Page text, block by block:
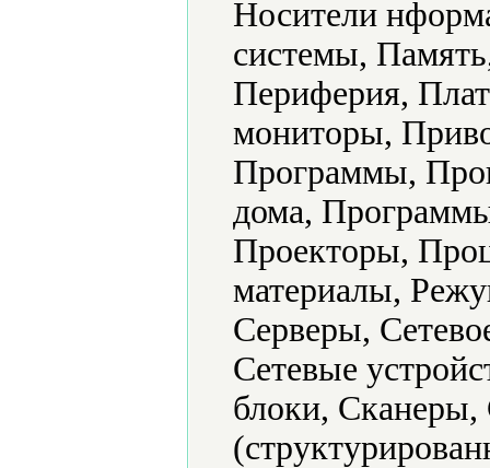
Носители
системы,
Периферия,
мониторы,
Программы,
дома,
Проекторы,
материалы,
Серверы,
Сетевые
блоки,